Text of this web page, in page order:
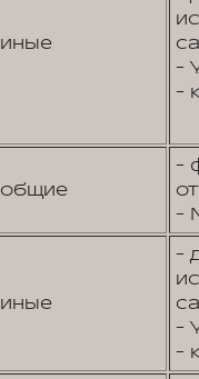
иные
-
-
общие
-
-
иные
-
-
-